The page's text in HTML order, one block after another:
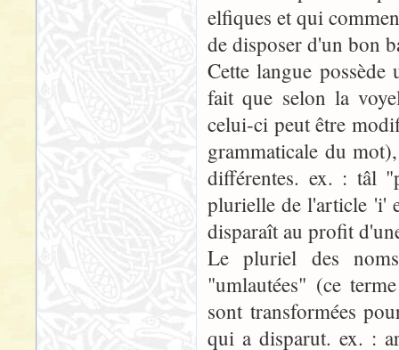
elfiques et qui
de disposer d'un bon
Cette langue
fait que selon la
celui-ci peut être
grammaticale du
différentes. ex. : tâl
plurielle de l'article 'i'
disparaît au profit
Le pluriel des
"umlautées" (ce
sont transformées
qui a disparut. ex. :